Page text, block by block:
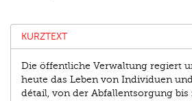
KURZTEXT
Die öffentliche Verwaltung regiert
heute das Leben von Individuen
détail, von der Abfallentsorgung bis